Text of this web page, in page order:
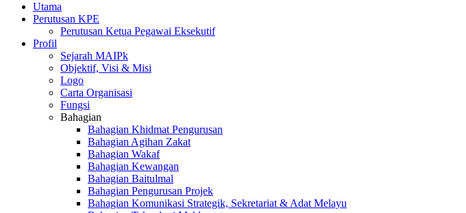
Utama
Perutusan KPE
Perutusan Ketua Pegawai Eksekutif
Profil
Sejarah MAIPk
Objektif, Visi & Misi
Logo
Carta Organisasi
Fungsi
Bahagian
Bahagian Khidmat Pengurusan
Bahagian Agihan Zakat
Bahagian Wakaf
Bahagian Kewangan
Bahagian Baitulmal
Bahagian Pengurusan Projek
Bahagian Komunikasi Strategik, Sekretariat & Adat Melayu